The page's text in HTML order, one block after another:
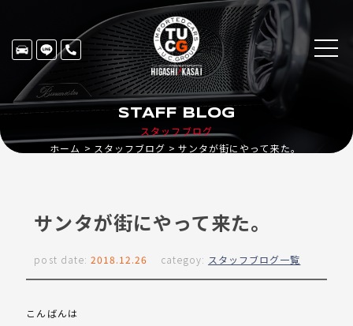
スタッフブログ
STAFF BLOG
ホーム スタッフブログ サンタが街にやって来た。
サンタが街にやって来た。
post date: 2018.12.26 categoy: スタッフブログ一覧
こんばんは